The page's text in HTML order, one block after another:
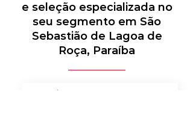
e seleção especializada no
seu segmento em São
Sebastião de Lagoa de
Roça, Paraíba